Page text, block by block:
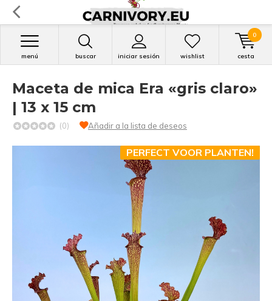
buscar iniciar sesión
menú wishlist cesta
0
Maceta de mica Era «gris claro»
| 13 x 15 cm
(0) Añadir a la lista de deseos
PERFECT VOOR PLANTEN!